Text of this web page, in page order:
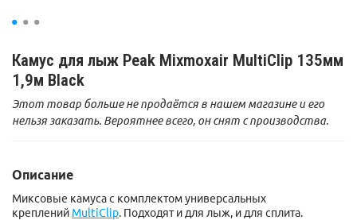
Камус для лыж Peak Mixmoxair MultiClip 135мм
1,9м Black
Этот товар больше не продаётся в нашем магазине и его
нельзя заказать. Вероятнее всего, он снят с производства.
Описание
Миксовые камуса с комплектом универсальных
креплений MultiClip. Подходят и для лыж, и для сплита.